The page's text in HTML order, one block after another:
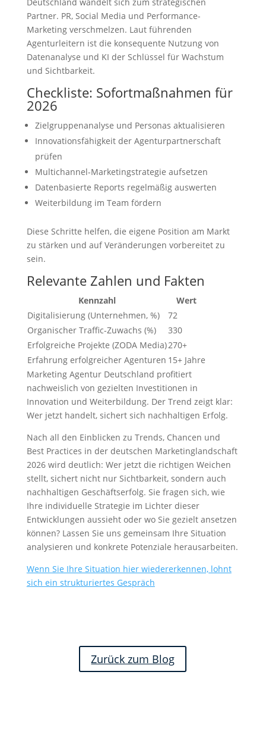
Partner. PR, Social Media und Performance-
Marketing verschmelzen. Laut führenden
Agenturleitern ist die konsequente Nutzung von
Datenanalyse und KI der Schlüssel für Wachstum
und Sichtbarkeit.
Checkliste: Sofortmaßnahmen für
2026
Zielgruppenanalyse und Personas aktualisieren
Innovationsfähigkeit der Agenturpartnerschaft
prüfen
Multichannel-Marketingstrategie aufsetzen
Datenbasierte Reports regelmäßig auswerten
Weiterbildung im Team fördern
Diese Schritte helfen, die eigene Position am Markt
zu stärken und auf Veränderungen vorbereitet zu
sein.
Relevante Zahlen und Fakten
Kennzahl
Wert
Digitalisierung (Unternehmen, %)
72
Organischer Traffic-Zuwachs (%)
330
Erfolgreiche Projekte (ZODA Media)270+
Erfahrung erfolgreicher Agenturen 15+ Jahre
Marketing Agentur Deutschland profitiert
nachweislich von gezielten Investitionen in
Innovation und Weiterbildung. Der Trend zeigt klar:
Wer jetzt handelt, sichert sich nachhaltigen Erfolg.
Nach all den Einblicken zu Trends, Chancen und
Best Practices in der deutschen Marketinglandschaft
2026 wird deutlich: Wer jetzt die richtigen Weichen
stellt, sichert nicht nur Sichtbarkeit, sondern auch
nachhaltigen Geschäftserfolg. Sie fragen sich, wie
Ihre individuelle Strategie im Lichter dieser
Entwicklungen aussieht oder wo Sie gezielt ansetzen
können? Lassen Sie uns gemeinsam Ihre Situation
analysieren und konkrete Potenziale herausarbeiten.
Wenn Sie Ihre Situation hier wiedererkennen, lohnt
sich ein strukturiertes Gespräch
Zurück zum Blog